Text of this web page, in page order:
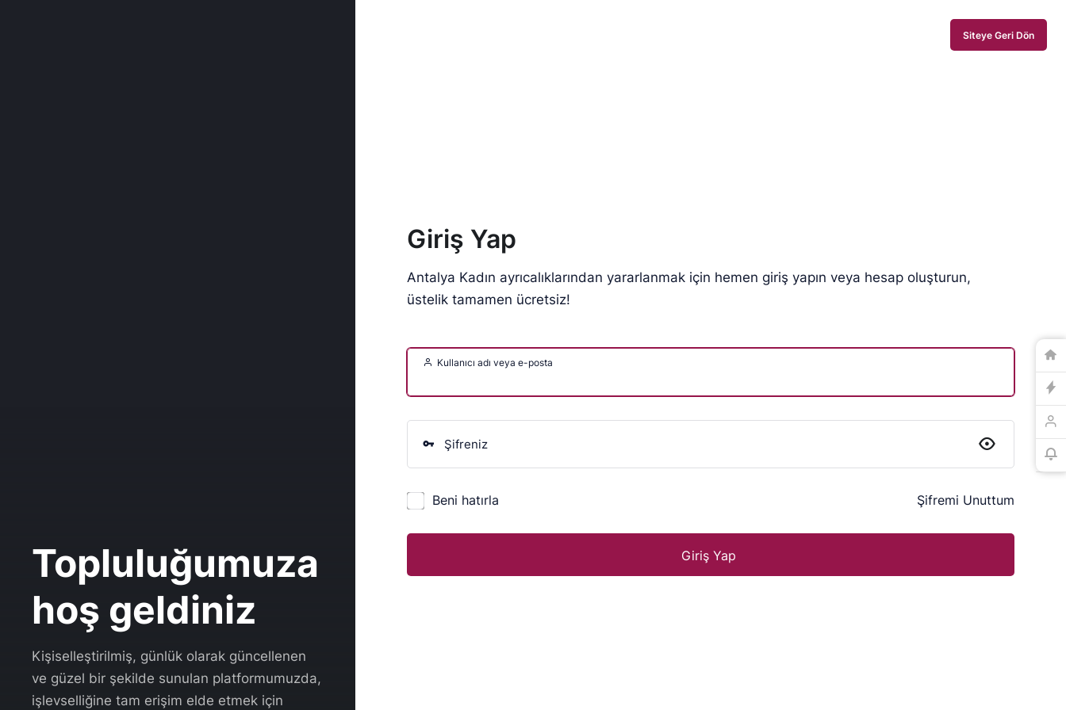
Topluluğumuza
hoş geldiniz
Kişiselleştirilmiş, günlük olarak güncellenen
ve güzel bir şekilde sunulan platformumuzda,
işlevselliğine tam erişim elde etmek için
Siteye Geri Dön
Giriş Yap
Antalya Kadın ayrıcalıklarından yararlanmak için hemen giriş yapın veya hesap oluşturun,
üstelik tamamen ücretsiz!
Kullanıcı adı veya e-posta
Şifreniz
Beni hatırla Şifremi Unuttum
Giriş Yap